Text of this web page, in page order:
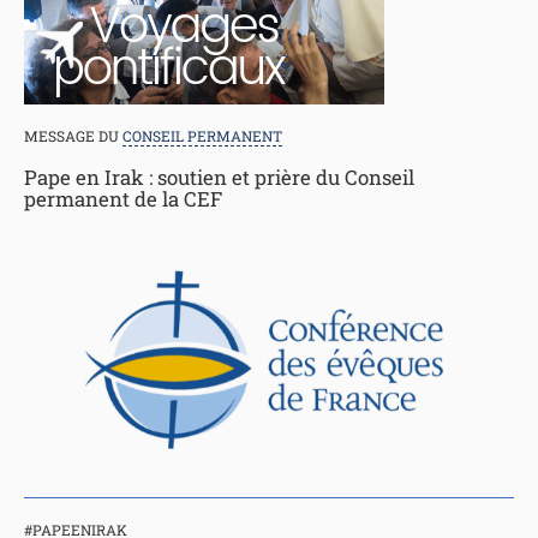
MESSAGE DUCONSEIL PERMANENT
Pape en Irak : soutien et prière du Conseil
permanent de la CEF
#PAPEENIRAK